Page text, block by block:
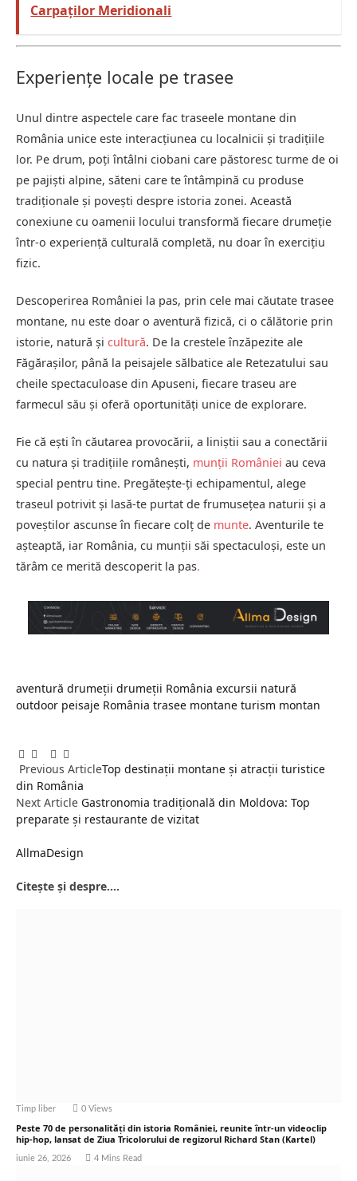
Carpaților Meridionali
Experiențe locale pe trasee
Unul dintre aspectele care fac traseele montane din
România unice este interacțiunea cu localnicii și tradițiile
lor. Pe drum, poți întâlni ciobani care păstoresc turme de oi
pe pajiști alpine, săteni care te întâmpină cu produse
tradiționale și povești despre istoria zonei. Această
conexiune cu oamenii locului transformă fiecare drumeție
într-o experiență culturală completă, nu doar în exercițiu
fizic.
Descoperirea României la pas, prin cele mai căutate trasee
montane, nu este doar o aventură fizică, ci o călătorie prin
istorie, natură și cultură. De la crestele înzăpezite ale
Făgărașilor, până la peisajele sălbatice ale Retezatului sau
cheile spectaculoase din Apuseni, fiecare traseu are
farmecul său și oferă oportunități unice de explorare.
Fie că ești în căutarea provocării, a liniștii sau a conectării
cu natura și tradițiile românești, munții României au ceva
special pentru tine. Pregătește-ți echipamentul, alege
traseul potrivit și lasă-te purtat de frumusețea naturii și a
poveștilor ascunse în fiecare colț de munte. Aventurile te
așteaptă, iar România, cu munții săi spectaculoși, este un
tărâm ce merită descoperit la pas.
aventură drumeții drumeții România excursii natură
outdoor peisaje România trasee montane turism montan
Facebook
Twitter
Pinterest
LinkedIn
Tumblr
Previous ArticleTop destinații montane și atracții turistice
din România
Next Article Gastronomia tradițională din Moldova: Top
preparate și restaurante de vizitat
AllmaDesign
Citește și despre....
Timp liber 0 Views
Peste 70 de personalități din istoria României, reunite într-un videoclip
hip-hop, lansat de Ziua Tricolorului de regizorul Richard Stan (Kartel)
iunie 26, 2026 4 Mins Read